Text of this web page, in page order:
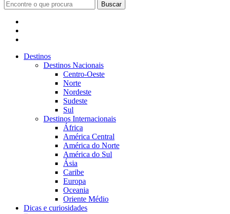
Buscar
Destinos
Destinos Nacionais
Centro-Oeste
Norte
Nordeste
Sudeste
Sul
Destinos Internacionais
África
América Central
América do Norte
América do Sul
Ásia
Caribe
Europa
Oceania
Oriente Médio
Dicas e curiosidades